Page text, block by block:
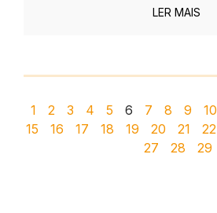
LER MAIS
1 2 3 4 5 6 7 8 9 10
15
16 17 18 19 20 21 22
27
28 29